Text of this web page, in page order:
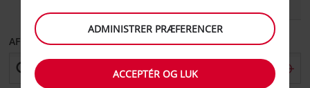
AFHENT FRA
ADMINISTRER PRÆFERENCER
ACCEPTÉR OG LUK